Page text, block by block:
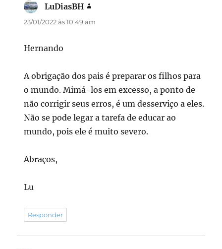
LuDiasBH
23/01/2022 às 10:49 am
Hernando
A obrigação dos pais é preparar os filhos para
o mundo. Mimá-los em excesso, a ponto de
não corrigir seus erros, é um desserviço a eles.
Não se pode legar a tarefa de educar ao
mundo, pois ele é muito severo.
Abraços,
Lu
Responder